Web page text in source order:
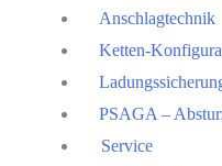
Anschlagtechnik
Ketten-
PSAGA –
Service